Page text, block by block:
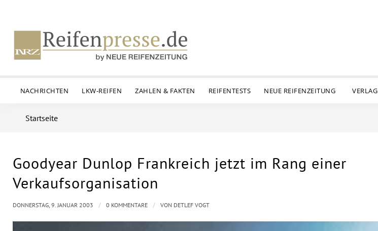
NACHRICHTEN LKW-REIFEN ZAHLEN & FAKTEN REIFENTESTS NEUE REIFENZEITUNG VERLAG
Startseite
Goodyear Dunlop Frankreich jetzt im Rang einer
Verkaufsorganisation
DONNERSTAG, 9. JANUAR 2003 / 0 KOMMENTARE / VON DETLEF VOGT